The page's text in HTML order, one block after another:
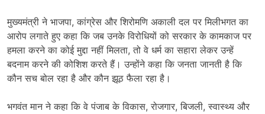
मुख्यमंत्री ने भाजपा, कांग्रेस और शिरोमणि अकाली दल पर मिलीभगत का
आरोप लगाते हुए कहा कि जब उनके विरोधियों को सरकार के कामकाज पर
हमला करने का कोई मुद्दा नहीं मिलता, तो वे धर्म का सहारा लेकर उन्हें
बदनाम करने की कोशिश करते हैं। उन्होंने कहा कि जनता जानती है कि
कौन सच बोल रहा है और कौन झूठ फैला रहा है।
भगवंत मान ने कहा कि वे पंजाब के विकास, रोजगार, बिजली, स्वास्थ्य और